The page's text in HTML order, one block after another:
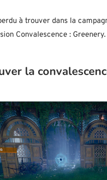
à trouver dans la
Convalescence :
la